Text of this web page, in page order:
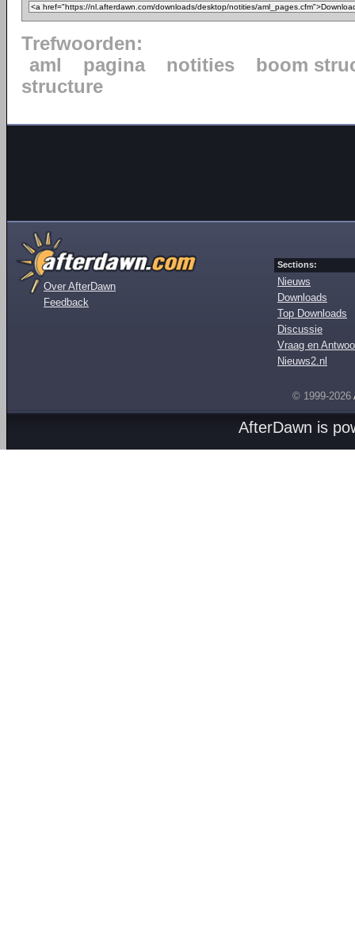
Trefwoorden:
aml
pagina notities
boom
structure
Over AfterDawn
Feedback
Sections:
Nieuws
Downloads
Top Downloads
Discussie
Vraag en
Nieuws2.nl
© 1999-2026
AfterDawn is